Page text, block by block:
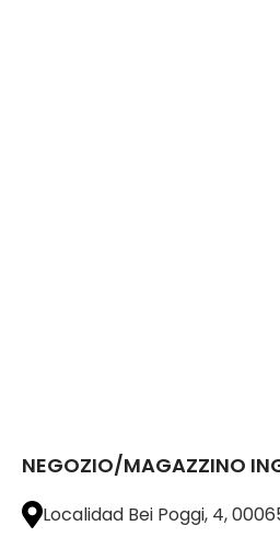
NEGOZIO/MAGAZZINO
Localidad Bei Poggi, 4,